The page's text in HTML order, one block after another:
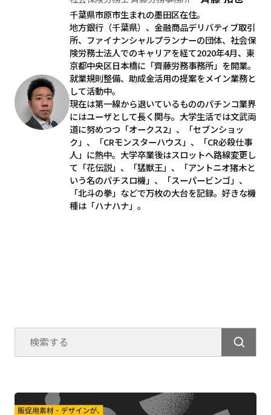
千葉県市原市生まれの墨田区在住。
地方銀行（千葉県）、金融商品デリバティブ取引
所、ファイナンシャルプランナーの団体、社会保
険労務士法人でのキャリアを経て2020年4月、東
京都中央区日本橋に「齊藤労務事務所」を開業。
就業規則整備、助成金活用の提案をメイン業務と
して活動中。
現在は第一線から退いているもののパチンコ業界
にはユーザとして長く関与。大学生活では文武両
道に努めつつ「オークス2」、「セブンショッ
ク」、「CRモンスターハウス」、「CR必殺仕事
人」に熱中。大学卒業後はスロットへ路線変更し
て「花伝説」、「猛獣王」、「アントニオ猪木と
いう名のパチスロ機」、「スーパービンゴ」、
「北斗の拳」などで万枚の大台を記録。好きな機
種は「ハナハナ」。